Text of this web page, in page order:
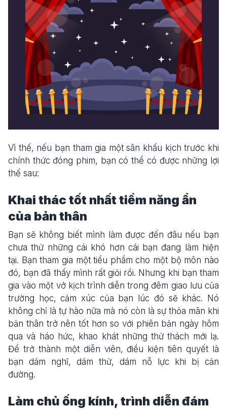
Vì thế, nếu bạn tham gia một sân khấu kịch trước khi
chính thức đóng phim, bạn có thể có được những lợi
thế sau:
Khai thác tốt nhất tiềm năng ẩn
của bản thân
Bạn sẽ không biết mình làm được đến đâu nếu bạn
chưa thử những cái khó hơn cái bạn đang làm hiện
tại. Bạn tham gia một tiểu phẩm cho một bộ môn nào
đó, bạn đã thấy mình rất giỏi rồi. Nhưng khi bạn tham
gia vào một vở kịch trình diễn trong đêm giao lưu của
trường học, cảm xúc của bạn lúc đó sẽ khác. Nó
không chỉ là tự hào nữa mà nó còn là sự thỏa mãn khi
bản thân trở nên tốt hơn so với phiên bản ngày hôm
qua và háo hức, khao khát những thử thách mới lạ.
Để trở thành một diễn viên, điều kiện tiên quyết là
bạn dám nghĩ, dám thử, dám nỗ lực khi bị cản
đường.
Làm chủ ống kính, trình diễn đám